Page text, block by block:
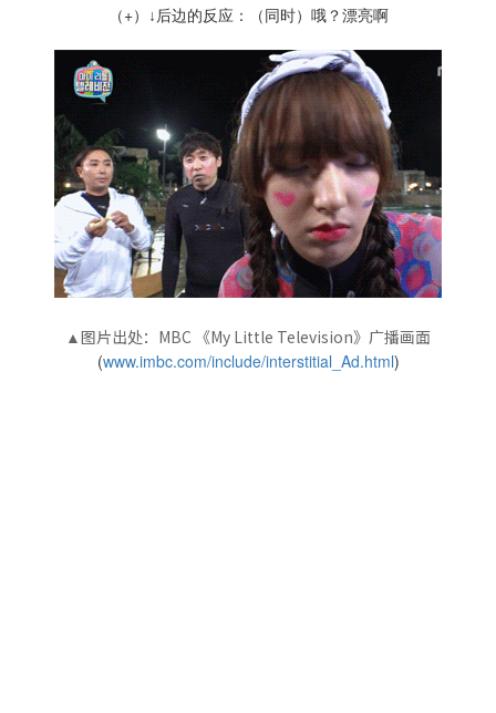
（+） ↓ 后边的反应：（同时）哦？漂亮啊
▲ 图片出处：MBC 《My Little Television》广播画面
(www.imbc.com/include/interstitial_Ad.html)